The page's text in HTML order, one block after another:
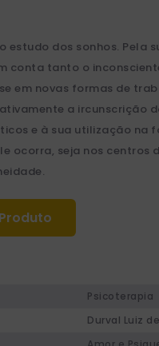
estudo dos sonhos.
conta tanto o
em novas formas de
a ircunscrição
e à sua utilização
ocorra, seja nos centros
Psicoterapia
Durval Luiz